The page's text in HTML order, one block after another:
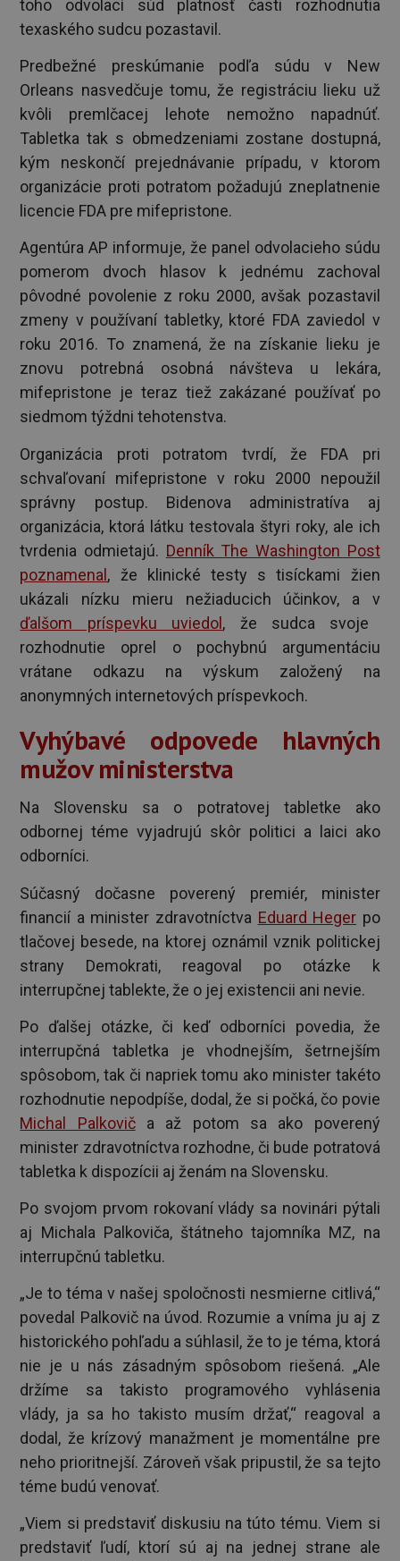
toho odvolací súd platnosť časti rozhodnutia
texaského sudcu pozastavil.
Predbežné preskúmanie podľa súdu v New
Orleans nasvedčuje tomu, že registráciu lieku už
kvôli premlčacej lehote nemožno napadnúť.
Tabletka tak s obmedzeniami zostane dostupná,
kým neskončí prejednávanie prípadu, v ktorom
organizácie proti potratom požadujú zneplatnenie
licencie FDA pre mifepristone.
Agentúra AP informuje, že panel odvolacieho súdu
pomerom dvoch hlasov k jednému zachoval
pôvodné povolenie z roku 2000, avšak pozastavil
zmeny v používaní tabletky, ktoré FDA zaviedol v
roku 2016. To znamená, že na získanie lieku je
znovu potrebná osobná návšteva u lekára,
mifepristone je teraz tiež zakázané používať po
siedmom týždni tehotenstva.
Organizácia proti potratom tvrdí, že FDA pri
schvaľovaní mifepristone v roku 2000 nepoužil
správny postup. Bidenova administratíva aj
organizácia, ktorá látku testovala štyri roky, ale ich
tvrdenia odmietajú. Denník The Washington Post
poznamenal, že klinické testy s tisíckami žien
ukázali nízku mieru nežiaducich účinkov, a v
ďalšom príspevku uviedol, že sudca svoje
rozhodnutie oprel o pochybnú argumentáciu
vrátane odkazu na výskum založený na
anonymných internetových príspevkoch.
Vyhýbavé odpovede hlavných
mužov ministerstva
Na Slovensku sa o potratovej tabletke ako
odbornej téme vyjadrujú skôr politici a laici ako
odborníci.
Súčasný dočasne poverený premiér, minister
financií a minister zdravotníctva Eduard Heger po
tlačovej besede, na ktorej oznámil vznik politickej
strany Demokrati, reagoval po otázke k
interrupčnej tablekte, že o jej existencii ani nevie.
Po ďalšej otázke, či keď odborníci povedia, že
interrupčná tabletka je vhodnejším, šetrnejším
spôsobom, tak či napriek tomu ako minister takéto
rozhodnutie nepodpíše, dodal, že si počká, čo povie
Michal Palkoviča až potom sa ako poverený
minister zdravotníctva rozhodne, či bude potratová
tabletka k dispozícii aj ženám na Slovensku.
Po svojom prvom rokovaní vlády sa novinári pýtali
aj Michala Palkoviča, štátneho tajomníka MZ, na
interrupčnú tabletku.
„Je to téma v našej spoločnosti nesmierne citlivá,“
povedal Palkovič na úvod. Rozumie a vníma ju aj z
historického pohľadu a súhlasil, že to je téma, ktorá
nie je u nás zásadným spôsobom riešená. „Ale
držíme sa takisto programového vyhlásenia
vlády, ja sa ho takisto musím držať,“ reagoval a
dodal, že krízový manažment je momentálne pre
neho prioritnejší. Zároveň však pripustil, že sa tejto
téme budú venovať.
„Viem si predstaviť diskusiu na túto tému. Viem si
predstaviť ľudí, ktorí sú aj na jednej strane ale